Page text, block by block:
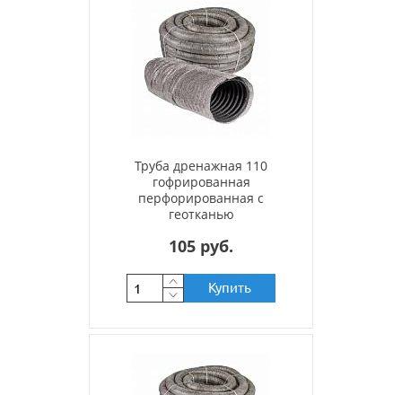
Труба дренажная 110
гофрированная
перфорированная с
геотканью
105 руб.
Купить